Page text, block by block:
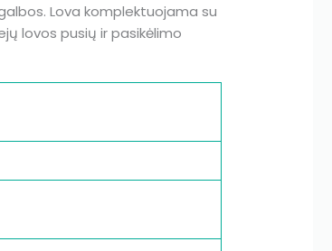
Lova komplektuojama su
lovos pusių ir pasikėlimo